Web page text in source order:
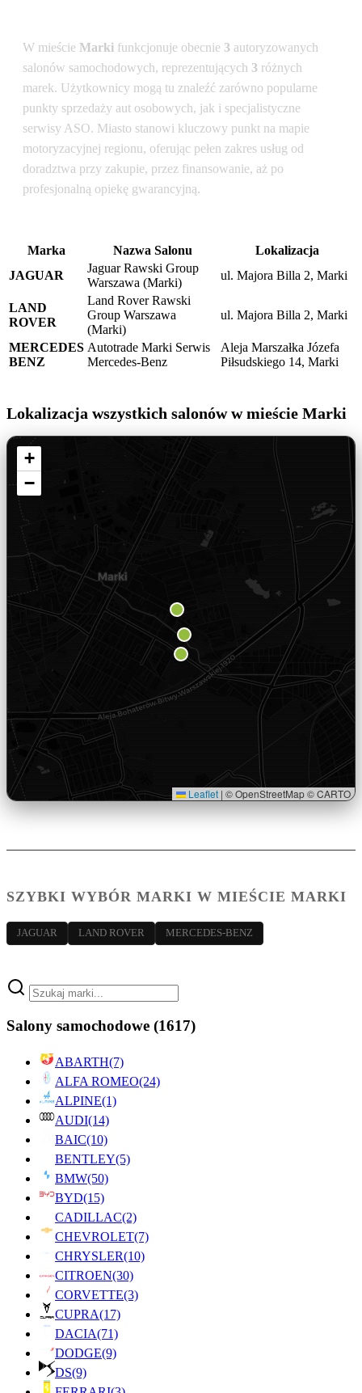
W mieście Marki funkcjonuje obecnie 3 autoryzowanych
salonów samochodowych, reprezentujących 3 różnych
marek. Użytkownicy mogą tu znaleźć zarówno popularne
punkty sprzedaży aut osobowych, jak i specjalistyczne
serwisy ASO. Miasto stanowi kluczowy punkt na mapie
motoryzacyjnej regionu, oferując pełen zakres usług od
doradztwa przy zakupie, przez finansowanie, aż po
profesjonalną opiekę gwarancyjną.
Marka Nazwa Salonu
Lokalizacja
JAGUAR
Jaguar Rawski Group
Warszawa (Marki)
ul. Majora Billa 2, Marki
LAND
ROVER
Land Rover Rawski
Group Warszawa
(Marki)
ul. Majora Billa 2, Marki
MERCEDES
BENZ
Autotrade Marki Serwis
Mercedes-Benz
Aleja Marszałka Józefa
Piłsudskiego 14, Marki
Lokalizacja wszystkich salonów w mieście Marki
+
−
Leaflet | © OpenStreetMap © CARTO
SZYBKI WYBÓR MARKI W MIEŚCIE MARKI
JAGUAR LAND ROVER MERCEDES-BENZ
Salony samochodowe (1617)
ABARTH(7)
ALFA ROMEO(24)
ALPINE(1)
AUDI(14)
BAIC(10)
BENTLEY(5)
BMW(50)
BYD(15)
CADILLAC(2)
CHEVROLET(7)
CHRYSLER(10)
CITROEN(30)
CORVETTE(3)
CUPRA(17)
DACIA(71)
DODGE(9)
DS(9)